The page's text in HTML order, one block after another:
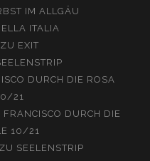
IM ALLGÄU
ITALIA
ZU EXIT
DURCH DIE ROSA
21
FRANCISCO DURCH DIE
10/21
ZU SEELENSTRIP